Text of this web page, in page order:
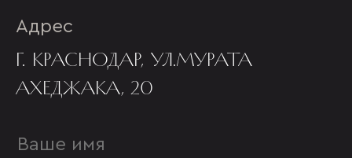
Адрес
Г. КРАСНОДАР, УЛ.МУРАТА
АХЕДЖАКА, 20